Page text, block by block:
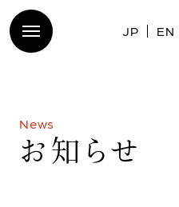
JP EN
News
お 知 ら せ